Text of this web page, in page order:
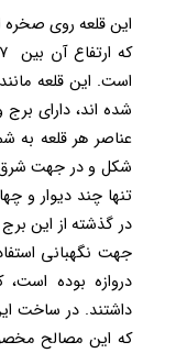
این قلعه روی صخره
است. این قلعه
شده اند، دارای
عناصر هر قلعه به
شکل و در جهت
تنها چند دیوار و
در گذشته از این
جهت نگهبانی
دروازه بوده
داشتند. در ساخت
که این مصالح